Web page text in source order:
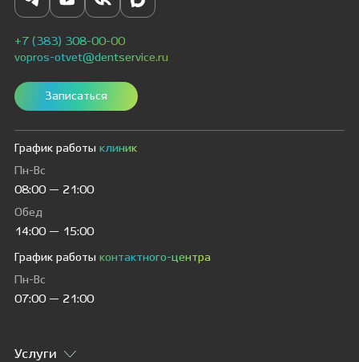
+7 (383) 308-00-00
vopros-otvet@dentservice.ru
Записаться
График работы клиник
Пн-Вс
08:00 — 21:00
Обед
14:00 — 15:00
График работы контактного-центра
Пн-Вс
07:00 — 21:00
Услуги